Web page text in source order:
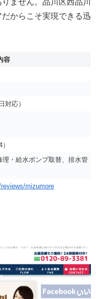
ません。品川区西品川
からこそ実現できる迅
容
対応）
・給水ポンプ取替、排水管
mizumore